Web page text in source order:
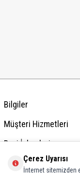
Bilgiler
Müşteri Hizmetleri
Bayi İşlemleri
Adres & İletişim
Çerez Uyarısı
İnternet sitemizden